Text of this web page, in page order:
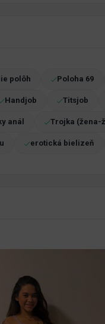
polôh Poloha 69
Handjob Titsjob
anál Trojka (žena-
erotická bielizeň